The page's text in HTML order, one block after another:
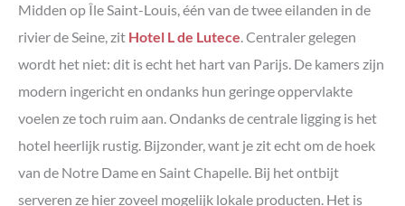
Midden op Île Saint-Louis, één van de twee eilanden in de
rivier de Seine, zit Hotel L de Lutece. Centraler gelegen
wordt het niet: dit is echt het hart van Parijs. De kamers zijn
modern ingericht en ondanks hun geringe oppervlakte
voelen ze toch ruim aan. Ondanks de centrale ligging is het
hotel heerlijk rustig. Bijzonder, want je zit echt om de hoek
van de Notre Dame en Saint Chapelle. Bij het ontbijt
serveren ze hier zoveel mogelijk lokale producten. Het is